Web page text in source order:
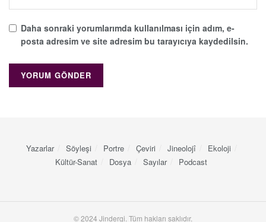
Daha sonraki yorumlarımda kullanılması için adım, e-
posta adresim ve site adresim bu tarayıcıya kaydedilsin.
Yazarlar Söyleşi Portre Çeviri Jineolojî
Ekoloji
Kültür-Sanat
Dosya Sayılar Podcast
© 2024 Jindergi. Tüm hakları saklıdır.